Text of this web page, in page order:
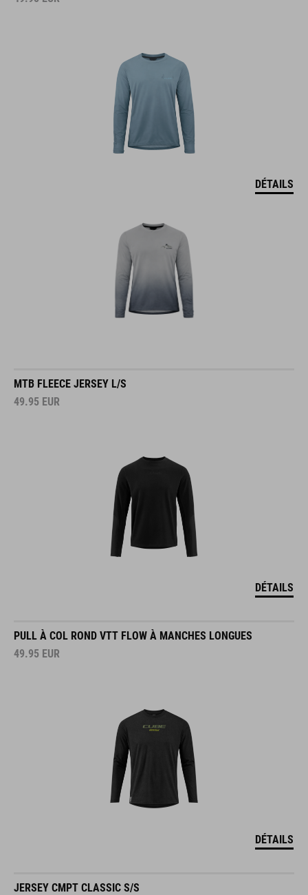
DÉTAILS
MTB FLEECE JERSEY L/S
49.95 EUR
DÉTAILS
PULL À COL ROND VTT FLOW À MANCHES LONGUES
49.95 EUR
DÉTAILS
JERSEY CMPT CLASSIC S/S